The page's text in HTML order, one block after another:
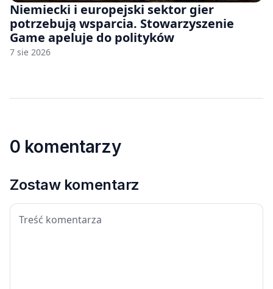
Niemiecki i europejski sektor gier
potrzebują wsparcia. Stowarzyszenie
Game apeluje do polityków
7 sie 2026
0 komentarzy
Zostaw komentarz